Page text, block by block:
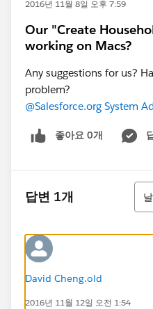
2016년 11월 8일 오후 7:59
Our "Create
working on Macs?
Any suggestions for us?
problem?
@Salesforce.org System
좋아요 0개
답변 1개
정렬
David Cheng.old
2016년 11월 12일 오전 1:54